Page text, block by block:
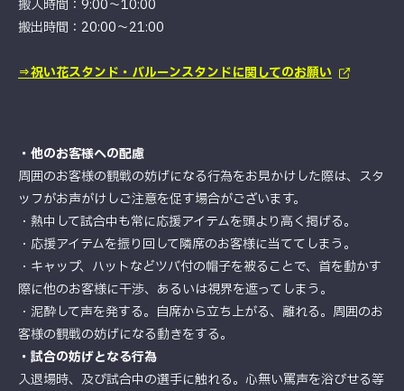
搬入時間：9:00～10:00
搬出時間：20:00～21:00
⇒祝い花スタンド・バルーンスタンドに関してのお願い
・他のお客様への配慮
周囲のお客様の観戦の妨げになる行為をお見かけした際は、スタ
ッフがお声がけしご注意を促す場合がございます。
・熱中して試合中も常に応援アイテムを頭より高く掲げる。
・応援アイテムを振り回して隣席のお客様に当ててしまう。
・キャップ、ハットなどツバ付の帽子を被ることで、首を動かす
際に他のお客様に干渉、あるいは視界を遮ってしまう。
・泥酔して声を発する。自席から立ち上がる、離れる。周囲のお
客様の観戦の妨げになる動きをする。
・試合の妨げとなる行為
入退場時、及び試合中の選手に触れる。心無い罵声を浴びせる等